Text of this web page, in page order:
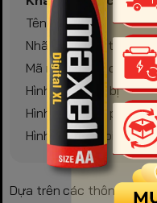
Tên thiết bị
Nhãn hiệu thiết bị
Mã model nếu có
Hình ảnh thiết bị
Hình ảnh khay pin
Hình ảnh viên pin cũ
Dựa trên các thông tin